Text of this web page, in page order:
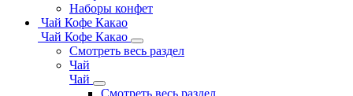
Наборы конфет
Чай Кофе Какао
Чай Кофе Какао
Смотреть весь раздел
Чай
Чай
Смотреть весь раздел